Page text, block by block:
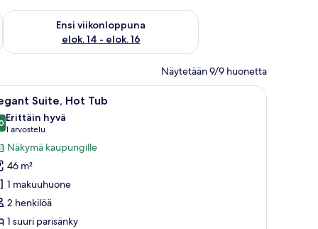
7 - elok. 9
Ensi viikonloppuna
elok. 14 - elok. 16
Tarkista ensi viikonlopun saatavuus elok. 14 - elok. 16
Näytetään 9/9 huonetta
josta avautuu näkymä lumiseen maisemaan ja auringonlaskuun.
Moderni hotellihuone, jossa on suuri
12 Suite, Hot Tub
kautta 10
Erittäin hyvä
1 arvostelu
(1
arvostelu)
Näkymä kaupungille
46 m²
1 makuuhuone
2 henkilöä
1 suuri parisänky